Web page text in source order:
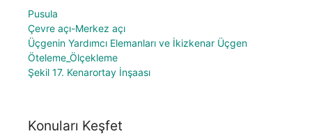
Pusula
Çevre açı-Merkez açı
Üçgenin Yardımcı Elemanları ve İkizkenar Üçgen
Öteleme_Ölçekleme
Şekil 17. Kenarortay İnşaası
Konuları Keşfet